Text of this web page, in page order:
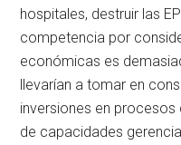
hospitales, destruir las
competencia por
económicas es
llevarían a tomar en
inversiones en
de capacidades